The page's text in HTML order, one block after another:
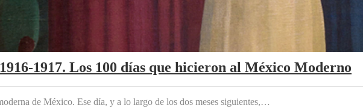
1917. Los 100 días que hicieron al México Moderno
de México. Ese día, y a lo largo de los dos meses siguientes,…